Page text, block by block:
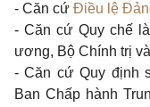
- Căn cứ Điều lệ
- Căn cứ Quy chế
ương, Bộ Chính trị
- Căn cứ Quy định
Ban Chấp hành